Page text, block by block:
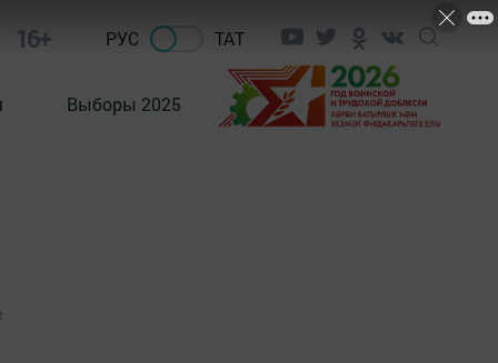
16+ РУС ТАТ
Выборы 2025